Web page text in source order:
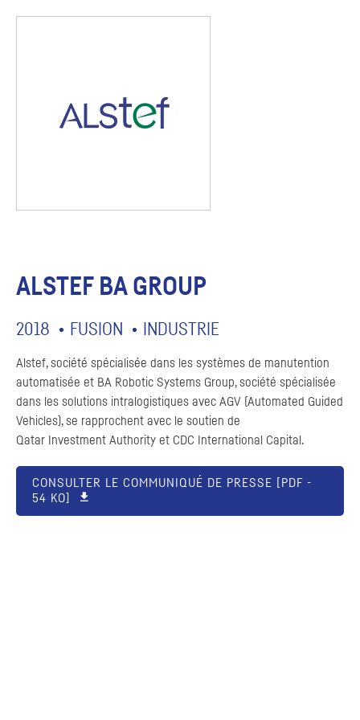
ALSTEF BA GROUP
2018 FUSION INDUSTRIE
Alstef, société spécialisée dans les systèmes de manutention
automatisée et BA Robotic Systems Group, société spécialisée
dans les solutions intralogistiques avec AGV (Automated Guided
Vehicles), se rapprochent avec le soutien de
Qatar Investment Authority et CDC International Capital .
CONSULTER LE COMMUNIQUÉ DE PRESSE [ PDF -
54 KO]